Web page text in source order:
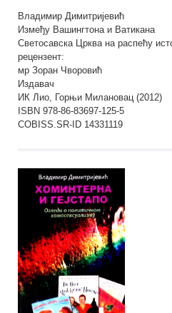
Владимир Димитријевић
Између Вашингтона и Ватикана
Светосавска Црква на распећу
рецензент:
мр Зоран Чворовић
Издавач
ИК Лио, Горњи Милановац (2012)
ISBN 978-86-83697-125-5
COBISS.SR-ID 14331119